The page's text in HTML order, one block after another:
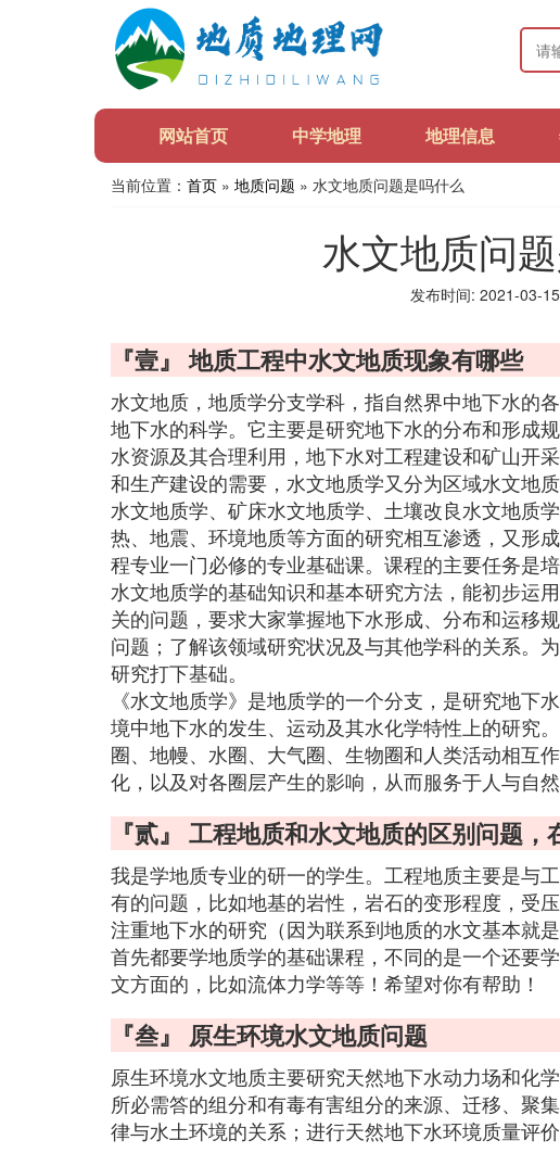
网站首页 中学地理 地理信息
当前位置： 首页 » 地质问题 » 水文地质问题是吗什么
水文地质问
发布时间: 2021-03-
『壹』 地质工程中水文地质现象有哪些
水文地质，地质学分支学科，指自然界中地下水的
地下水的科学。它主要是研究地下水的分布和形成
水资源及其合理利用，地下水对工程建设和矿山开
和生产建设的需要，水文地质学又分为区域水文地
水文地质学、矿床水文地质学、土壤改良水文地质
热、地震、环境地质等方面的研究相互渗透，又形
程专业一门必修的专业基础课。课程的主要任务是
水文地质学的基础知识和基本研究方法，能初步运
关的问题，要求大家掌握地下水形成、分布和运移
问题；了解该领域研究状况及与其他学科的关系。
研究打下基础。
《水文地质学》是地质学的一个分支，是研究地下
境中地下水的发生、运动及其水化学特性上的研究
圈、地幔、水圈、大气圈、生物圈和人类活动相互
化，以及对各圈层产生的影响，从而服务于人与自
『贰』 工程地质和水文地质的区别问题，
我是学地质专业的研一的学生。工程地质主要是与
有的问题，比如地基的岩性，岩石的变形程度，受
注重地下水的研究（因为联系到地质的水文基本就
首先都要学地质学的基础课程，不同的是一个还要
文方面的，比如流体力学等等！希望对你有帮助！
『叁』 原生环境水文地质问题
原生环境水文地质主要研究天然地下水动力场和化
所必需答的组分和有毒有害组分的来源、迁移、聚
律与水土环境的关系；进行天然地下水环境质量评价